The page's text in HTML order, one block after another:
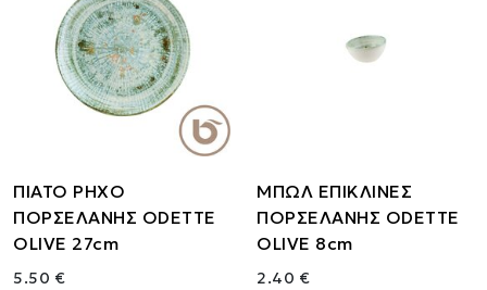
ΠΙΑΤΟ ΡΗΧΟ
ΠΟΡΣΕΛΑΝΗΣ ODETTE
OLIVE 27cm
5.50 €
ΜΠΩΛ ΕΠΙΚΛΙΝΕΣ
ΠΟΡΣΕΛΑΝΗΣ ODETTE
OLIVE 8cm
2.40 €